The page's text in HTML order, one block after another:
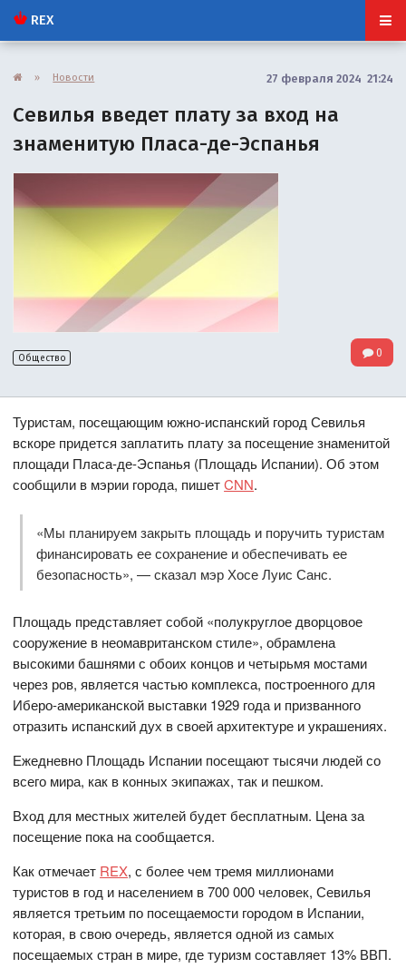
REX
» Новости 27 февраля 2024 21:24
Севилья введет плату за вход на
знаменитую Пласа-де-Эспанья
Общество 0
Туристам, посещающим южно-испанский город Севилья
вскоре придется заплатить плату за посещение знаменитой
площади Пласа-де-Эспанья (Площадь Испании). Об этом
сообщили в мэрии города, пишетCNN.
«Мы планируем закрыть площадь и поручить туристам
финансировать ее сохранение и обеспечивать ее
безопасность», — сказал мэр Хосе Луис Санс.
Площадь представляет собой «полукруглое дворцовое
сооружение в неомавританском стиле», обрамлена
высокими башнями с обоих концов и четырьмя мостами
через ров, является частью комплекса, построенного для
Иберо-американской выставки 1929 года и призванного
отразить испанский дух в своей архитектуре и украшениях.
Ежедневно Площадь Испании посещают тысячи людей со
всего мира, как в конных экипажах, так и пешком.
Вход для местных жителей будет бесплатным. Цена за
посещение пока на сообщается.
Как отмечает REX, с более чем тремя миллионами
туристов в год и населением в 700 000 человек, Севилья
является третьим по посещаемости городом в Испании,
которая, в свою очередь, является одной из самых
посещаемых стран в мире, где туризм составляет 13% ВВП.